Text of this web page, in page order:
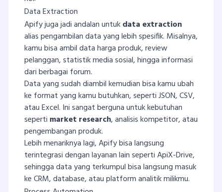
Data Extraction
Apify juga jadi andalan untukdata extraction
alias pengambilan data yang lebih spesifik. Misalnya,
kamu bisa ambil data harga produk, review
pelanggan, statistik media sosial, hingga informasi
dari berbagai forum.
Data yang sudah diambil kemudian bisa kamu ubah
ke format yang kamu butuhkan, seperti JSON, CSV,
atau Excel. Ini sangat berguna untuk kebutuhan
seperti market research, analisis kompetitor, atau
pengembangan produk.
Lebih menariknya lagi, Apify bisa langsung
terintegrasi dengan layanan lain seperti ApiX-Drive,
sehingga data yang terkumpul bisa langsung masuk
ke CRM, database, atau platform analitik milikmu.